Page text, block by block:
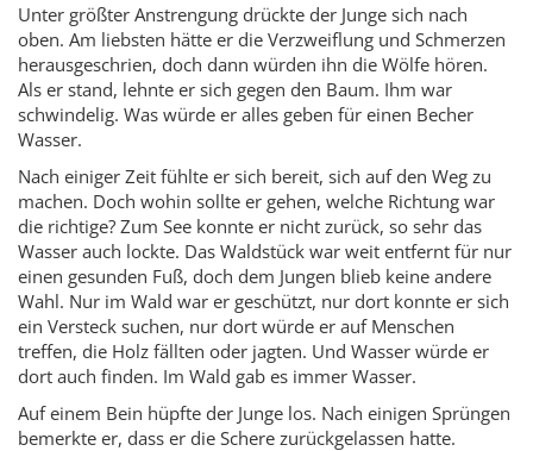
Unter größter Anstrengung drückte der Junge sich nach
oben. Am liebsten hätte er die Verzweiflung und Schmerzen
herausgeschrien, doch dann würden ihn die Wölfe hören.
Als er stand, lehnte er sich gegen den Baum. Ihm war
schwindelig. Was würde er alles geben für einen Becher
Wasser.
Nach einiger Zeit fühlte er sich bereit, sich auf den Weg zu
machen. Doch wohin sollte er gehen, welche Richtung war
die richtige? Zum See konnte er nicht zurück, so sehr das
Wasser auch lockte. Das Waldstück war weit entfernt für nur
einen gesunden Fuß, doch dem Jungen blieb keine andere
Wahl. Nur im Wald war er geschützt, nur dort konnte er sich
ein Versteck suchen, nur dort würde er auf Menschen
treffen, die Holz fällten oder jagten. Und Wasser würde er
dort auch finden. Im Wald gab es immer Wasser.
Auf einem Bein hüpfte der Junge los. Nach einigen Sprüngen
bemerkte er, dass er die Schere zurückgelassen hatte.